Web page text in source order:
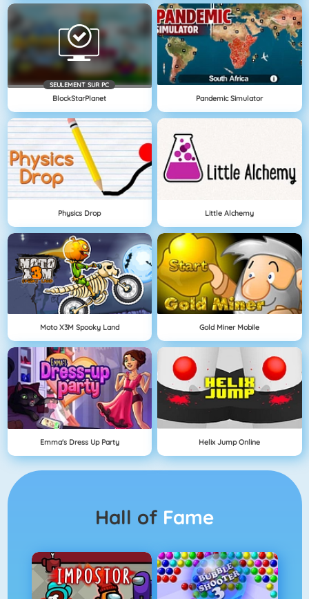
SEULEMENT SUR PC
BlockStarPlanet Pandemic Simulator
Physics Drop Little Alchemy
Moto X3M Spooky Land Gold Miner Mobile
Emma's Dress Up Party Helix Jump Online
Hall of Fame